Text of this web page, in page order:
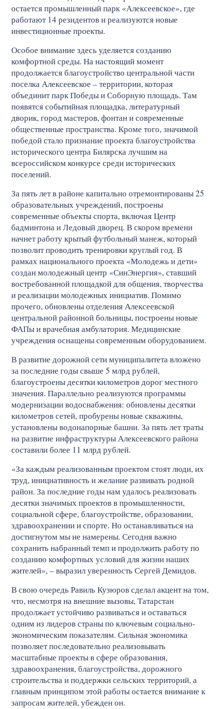
остается промышленный парк «Алексеевское», где
работают 14 резидентов и реализуются новые
инвестиционные проекты.
Особое внимание здесь уделяется созданию
комфортной среды. На настоящий момент
продолжается благоустройство центральной части
поселка Алексеевское – территории, которая
объединит парк Победы и Соборную площадь. Там
появятся событийная площадка, литературный
дворик, город мастеров, фонтан и современные
общественные пространства. Кроме того, значимой
победой стало признание проекта благоустройства
исторического центра Билярска лучшим на
всероссийском конкурсе среди исторических
поселений.
За пять лет в районе капитально отремонтированы 25
образовательных учреждений, построены
современные объекты спорта, включая Центр
бадминтона и Ледовый дворец. В скором времени
начнет работу крытый футбольный манеж, который
позволит проводить тренировки круглый год. В
рамках национального проекта «Молодежь и дети»
создан молодежный центр «СинЭнергия», ставший
востребованной площадкой для общения, творчества
и реализации молодежных инициатив. Помимо
прочего, обновлены отделения Алексеевской
центральной районной больницы, построены новые
ФАПы и врачебная амбулатория. Медицинские
учреждения оснащены современным оборудованием.
В развитие дорожной сети муниципалитета вложено
за последние годы свыше 5 млрд рублей,
благоустроены десятки километров дорог местного
значения. Параллельно реализуются программы
модернизации водоснабжения: обновлены десятки
километров сетей, пробурены новые скважины,
установлены водонапорные башни. За пять лет траты
на развитие инфраструктуры Алексеевского района
составили более 11 млрд рублей.
«За каждым реализованным проектом стоят люди, их
труд, инициативность и желание развивать родной
район. За последние годы нам удалось реализовать
десятки значимых проектов в промышленности,
социальной сфере, благоустройстве, образовании,
здравоохранении и спорте. Но останавливаться на
достигнутом мы не намерены. Сегодня важно
сохранить набранный темп и продолжить работу по
созданию комфортных условий для жизни наших
жителей», – выразил уверенность Сергей Демидов.
В свою очередь Равиль Кузюров сделал акцент на том,
что, несмотря на внешние вызовы, Татарстан
продолжает устойчиво развиваться и оставаться
одним из лидеров страны по ключевым социально-
экономическим показателям. Сильная экономика
позволяет последовательно реализовывать
масштабные проекты в сфере образования,
здравоохранения, благоустройства, дорожного
строительства и поддержки сельских территорий, а
главным принципом этой работы остается внимание к
запросам жителей, убежден он.